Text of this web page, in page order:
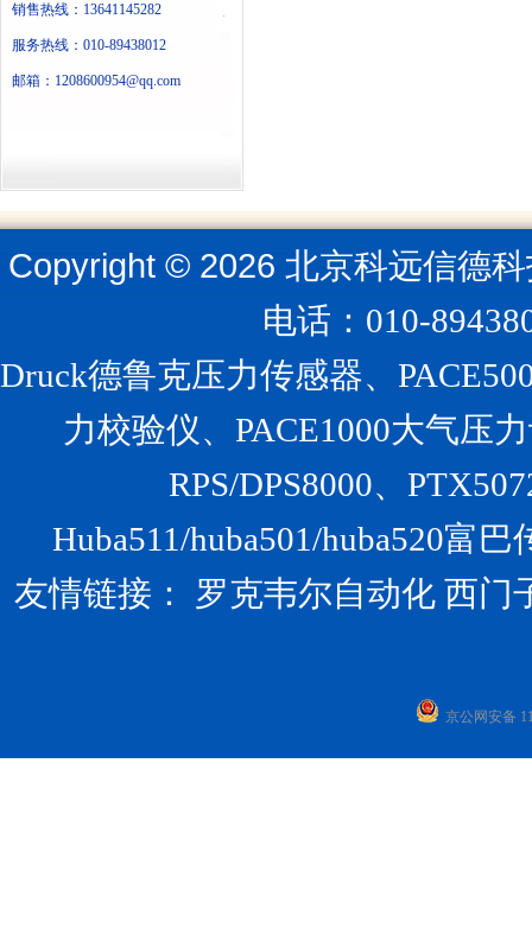
销售热线：13641145282
服务热线：010-89438012
邮箱：1208600954@qq.com
Copyright © 2026北京科远信德
电话：010-
Druck德鲁克压力传感器、
力校验仪、PACE1000大气压
RPS/DPS8000、
Huba511/huba501/huba520富
友情链接： 罗克韦尔自动化 西门
京公网安备